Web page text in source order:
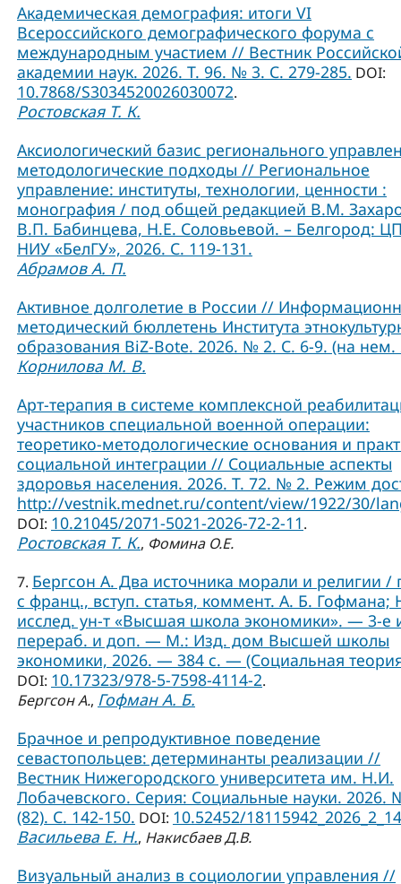
Академическая демография: итоги VI
Всероссийского демографического форума с
международным участием // Вестник
академии наук. 2026. Т. 96. № 3. С. 279-285. DOI:
10.7868/S3034520026030072.
Ростовская Т. К.
Аксиологический базис регионального
методологические подходы // Региональное
управление: институты, технологии, ценности :
монография / под общей редакцией В.М.
В.П. Бабинцева, Н.Е. Соловьевой. – Белгород:
НИУ «БелГУ», 2026. С. 119-131.
Абрамов А. П.
Активное долголетие в России //
методический бюллетень Института
образования BiZ-Bote. 2026. № 2. С. 6-9. (на нем.
Корнилова М. В.
Арт-терапия в системе комплексной
участников специальной военной операции:
теоретико-методологические основания и
социальной интеграции // Социальные аспекты
здоровья населения. 2026. Т. 72. № 2. Режим
http://vestnik.mednet.ru/content/view/1922/30/
DOI: 10.21045/2071-5021-2026-72-2-11.
Ростовская Т. К., Фомина О.Е.
7. Бергсон А. Два источника морали и религии /
с франц., вступ. статья, коммент. А. Б. Гофмана;
исслед. ун-т «Высшая школа экономики». — 3-е
перераб. и доп. — М.: Изд. дом Высшей школы
экономики, 2026. — 384 с. — (Социальная
DOI: 10.17323/978-5-7598-4114-2.
Бергсон А., Гофман А. Б.
Брачное и репродуктивное поведение
севастопольцев: детерминанты реализации //
Вестник Нижегородского университета им. Н.И.
Лобачевского. Серия: Социальные науки. 2026.
(82). С. 142-150. DOI: 10.52452/
Васильева Е. Н., Накисбаев Д.В.
Визуальный анализ в социологии управления //